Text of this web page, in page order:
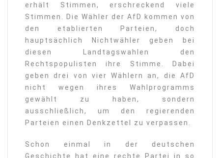
erhält Stimmen, erschreckend viele
Stimmen. Die Wähler der AfD kommen von
den etablierten Parteien, doch
hauptsächlich Nichtwähler geben bei
diesen Landtagswahlen den
Rechtspopulisten ihre Stimme. Dabei
geben drei von vier Wählern an, die AfD
nicht wegen ihres Wahlprogramms
gewählt zu haben, sondern
ausschließlich, um den regierenden
Parteien einen Denkzettel zu verpassen.
Schon einmal in der deutschen
Geschichte hat eine rechte Partei in so